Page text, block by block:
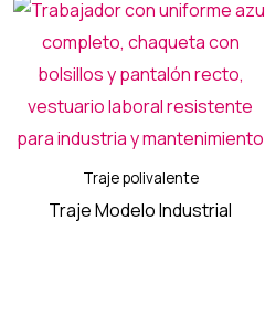
Traje polivalente
Traje Modelo Industrial